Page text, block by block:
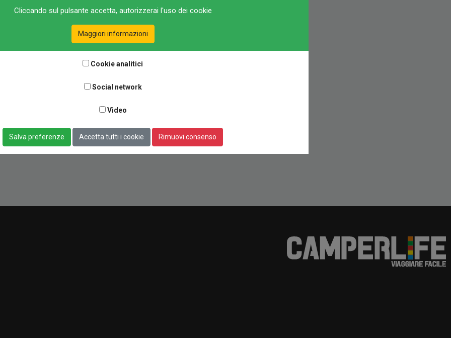
Cliccando sul pulsante accetta, autorizzerai l'uso dei cookie
Maggiori informazioni
Cookie analitici
Social network
Video
Salva preferenze Accetta tutti i cookie Rimuovi consenso